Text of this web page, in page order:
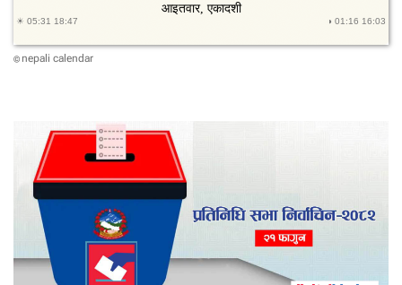
© nepali calendar